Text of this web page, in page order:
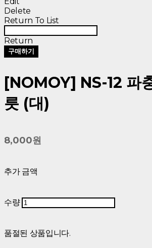
Delete
Return To List
Return
구매하기
[NOMOY] NS-12 파
릇 (대)
8,000원
추가 금액
수량
품절된 상품입니다.